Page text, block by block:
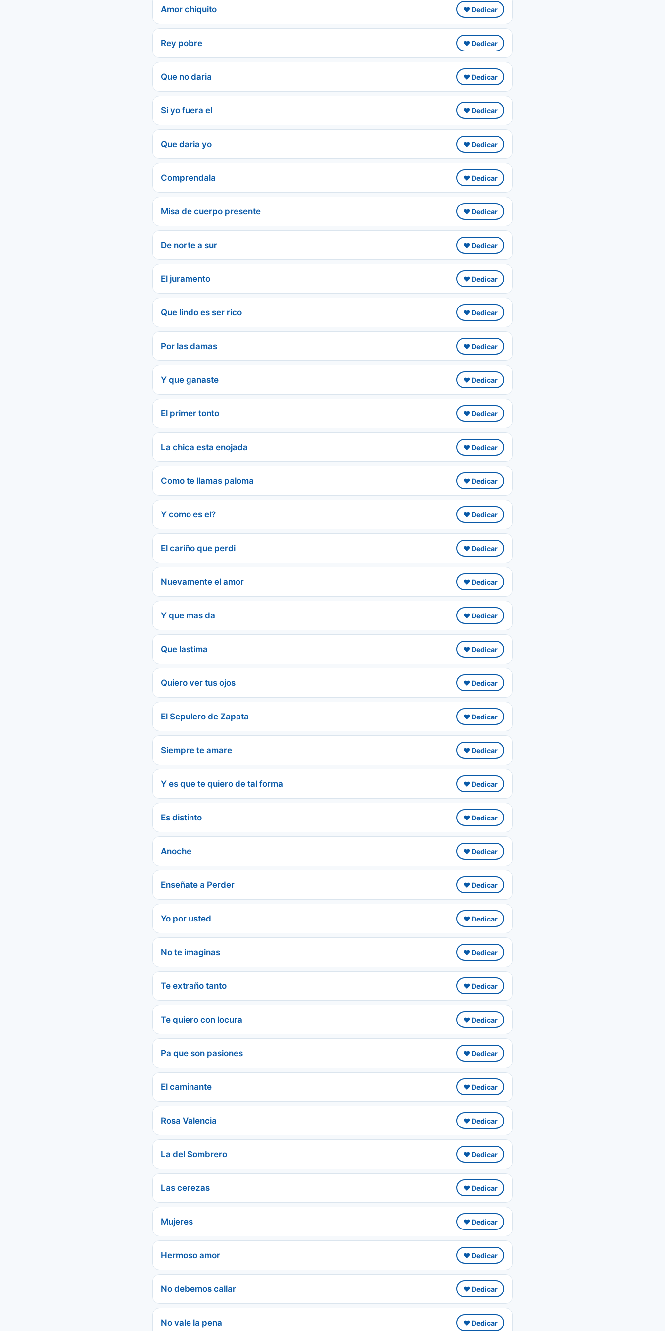
Amor chiquito ❤️ Dedicar
Rey pobre ❤️ Dedicar
Que no daria ❤️ Dedicar
Si yo fuera el ❤️ Dedicar
Que daria yo ❤️ Dedicar
Comprendala ❤️ Dedicar
Misa de cuerpo presente ❤️ Dedicar
De norte a sur ❤️ Dedicar
El juramento ❤️ Dedicar
Que lindo es ser rico ❤️ Dedicar
Por las damas ❤️ Dedicar
Y que ganaste ❤️ Dedicar
El primer tonto ❤️ Dedicar
La chica esta enojada ❤️ Dedicar
Como te llamas paloma ❤️ Dedicar
Y como es el? ❤️ Dedicar
El cariño que perdi ❤️ Dedicar
Nuevamente el amor ❤️ Dedicar
Y que mas da ❤️ Dedicar
Que lastima ❤️ Dedicar
Quiero ver tus ojos ❤️ Dedicar
El Sepulcro de Zapata ❤️ Dedicar
Siempre te amare ❤️ Dedicar
Y es que te quiero de tal forma ❤️ Dedicar
Es distinto ❤️ Dedicar
Anoche ❤️ Dedicar
Enseñate a Perder ❤️ Dedicar
Yo por usted ❤️ Dedicar
No te imaginas ❤️ Dedicar
Te extraño tanto ❤️ Dedicar
Te quiero con locura ❤️ Dedicar
Pa que son pasiones ❤️ Dedicar
El caminante ❤️ Dedicar
Rosa Valencia ❤️ Dedicar
La del Sombrero ❤️ Dedicar
Las cerezas ❤️ Dedicar
Mujeres ❤️ Dedicar
Hermoso amor ❤️ Dedicar
No debemos callar ❤️ Dedicar
No vale la pena ❤️ Dedicar